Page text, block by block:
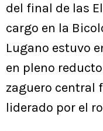
del final de las
cargo en la
Lugano estuvo
en pleno
zaguero central
liderado por el